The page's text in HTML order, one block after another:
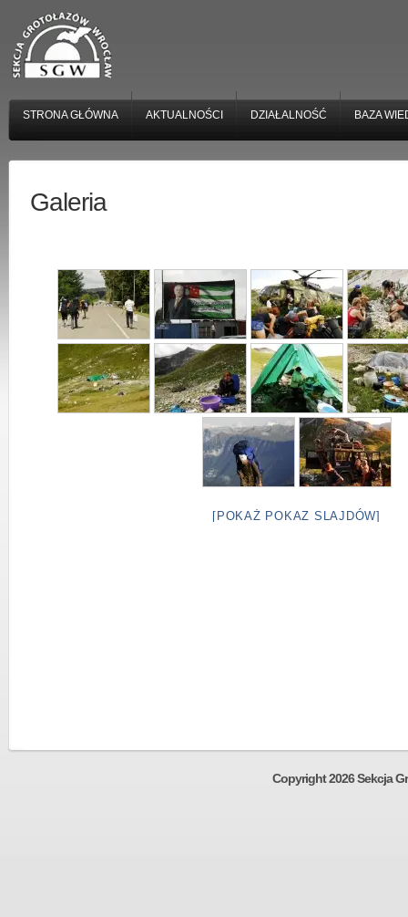
STRONA GŁÓWNA AKTUALNOŚCI DZIAŁALNOŚĆ BAZA
Galeria
[POKAŻ POKAZ SLAJDÓW]
Copyright 2026 Sekcja